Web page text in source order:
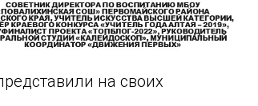
на своих